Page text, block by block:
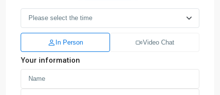
In Person Video Chat
Your information